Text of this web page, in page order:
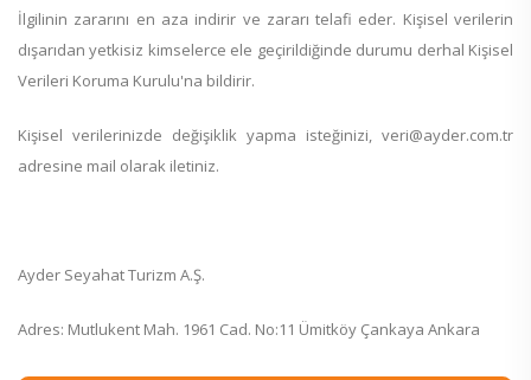
İlgilinin zararını en aza indirir ve zararı telafi eder. Kişisel verilerin
dışarıdan yetkisiz kimselerce ele geçirildiğinde durumu derhal Kişisel
Verileri Koruma Kurulu'na bildirir.
Kişisel verilerinizde değişiklik yapma isteğinizi, veri@ayder.com.tr
adresine mail olarak iletiniz.
Ayder Seyahat Turizm A.Ş.
Adres: Mutlukent Mah. 1961 Cad. No:11 Ümitköy Çankaya Ankara